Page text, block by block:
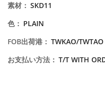
素材 ： SKD11
色： PLAIN
FOB出荷港 ： TWKAO/TWTAO
お支払い方法 ： T/T WITH